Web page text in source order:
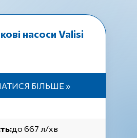
насоси Valisi
БІЛЬШЕ »
до 667 л/хв